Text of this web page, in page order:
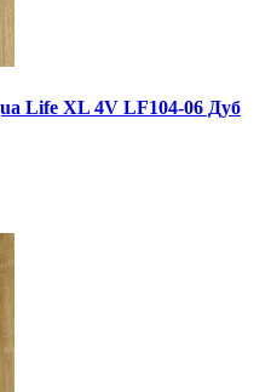
Life XL 4V LF104-06 Дуб